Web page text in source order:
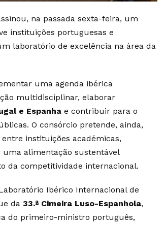
na passada sexta-feira, um
instituições portuguesas e
laboratório de excelência na área da
uma agenda ibérica
multidisciplinar, elaborar
e Espanha e contribuir para o
O consórcio pretende, ainda,
instituições académicas,
alimentação sustentável
da competitividade internacional.
Ibérico Internacional de
da 33.ª Cimeira Luso-Espanhola,
do primeiro-ministro português,